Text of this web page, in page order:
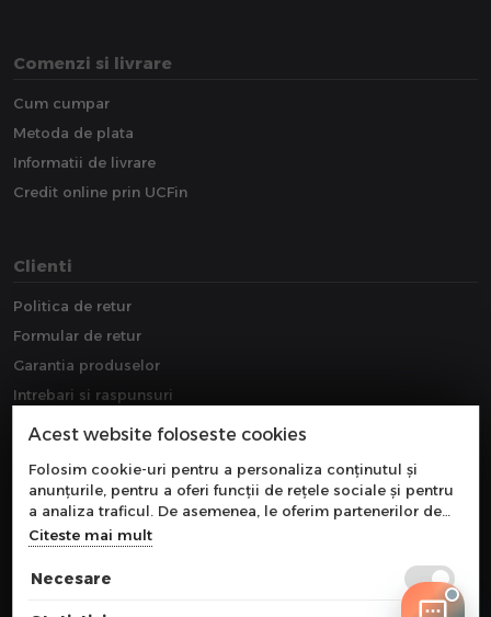
Comenzi si livrare
Cum cumpar
Metoda de plata
Informatii de livrare
Credit online prin UCFin
Clienti
Politica de retur
Formular de retur
Garantia produselor
Intrebari si raspunsuri
Downloads
Acest website foloseste cookies
Folosim cookie-uri pentru a personaliza conținutul și
anunțurile, pentru a oferi funcții de rețele sociale și pentru
a analiza traficul. De asemenea, le oferim partenerilor de
rețele sociale, de publicitate și de analize informații cu
privire la modul în care folosiți site-ul nostru. Aceștia le
pot combina cu alte informații oferite de dvs. sau culese în
Citeste mai mult
Necesare